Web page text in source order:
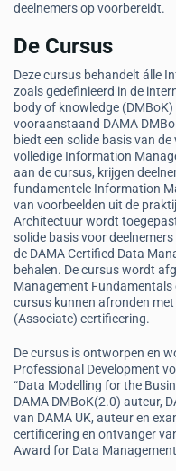
deelnemers op voorbereidt.
De Cursus
Deze cursus behandelt álle
zoals gedefinieerd in de
body of knowledge
vooraanstaand DAMA
biedt een solide basis van
volledige Information
aan de cursus, krijgen
fundamentele Information
van voorbeelden uit de
Architectuur wordt
solide basis voor
de DAMA Certified Data
behalen. De cursus wordt
Management Fundamentals
cursus kunnen afronden
(Associate) certificering.
De cursus is ontworpen en
Professional Development
“Data Modelling for the
DAMA DMBoK(2.0) auteur,
van DAMA UK, auteur en
certificering en ontvanger
Award for Data